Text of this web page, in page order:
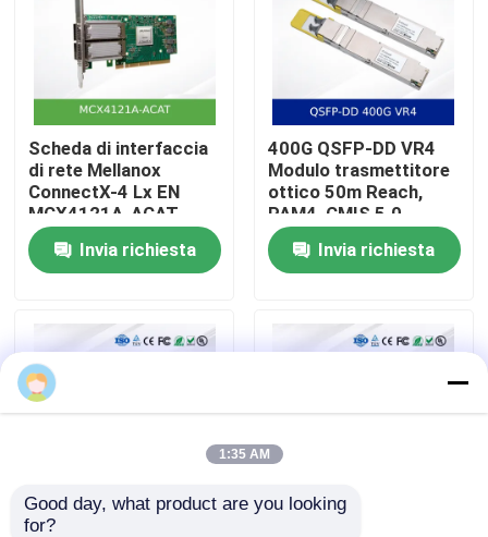
Video
Chi Siamo
Visita alla fabbrica
Controllo della qualità
Contattaci
Notizie
Chiedi un preventivo
Scheda di interfaccia
di rete Mellanox
ConnectX-4 Lx EN
MCX4121A-ACAT
Dual-Port 25GbE
SFP28 con supporto
RDMA e RoCE
Invia richiesta
400G QSFP-DD VR4
Modulo trasmettitore
ottico 50m Reach,
PAM4, CMIS 5.0
Invia richiesta
Modulo trasmettitore
1:35 AM
Good day, what product are you looking
for?